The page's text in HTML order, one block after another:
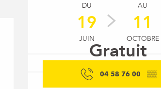
DU
19
JUIN
AU
11
OCTOBRE
Gratuit
04 58 76 00 ▒▒